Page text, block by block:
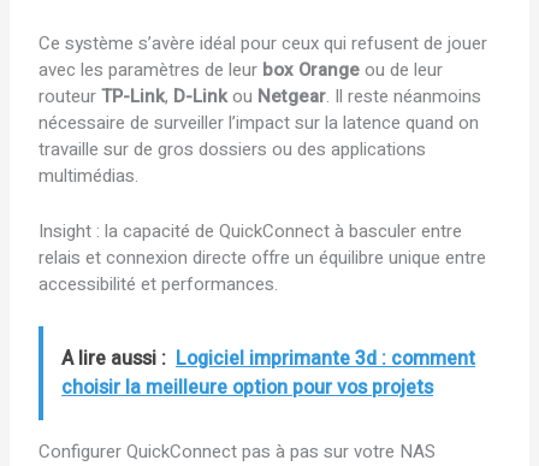
Ce système s’avère idéal pour ceux qui refusent de jouer
avec les paramètres de leur box Orangeou de leur
routeurTP-Link, D-Linkou Netgear. Il reste néanmoins
nécessaire de surveiller l’impact sur la latence quand on
travaille sur de gros dossiers ou des applications
multimédias.
Insight : la capacité de QuickConnect à basculer entre
relais et connexion directe offre un équilibre unique entre
accessibilité et performances.
A lire aussi : Logiciel imprimante 3d : comment
choisir la meilleure option pour vos projets
Configurer QuickConnect pas à pas sur votre NAS